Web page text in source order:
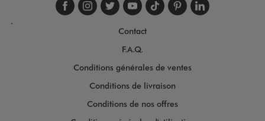
Suivez-nous sur
Suivez-nous sur
Suivez-nous sur
Suivez-nous
Suivez-nous
Suivez-
.
Contact
F.A.Q.
Conditions générales de ventes
Conditions de livraison
Conditions de nos offres